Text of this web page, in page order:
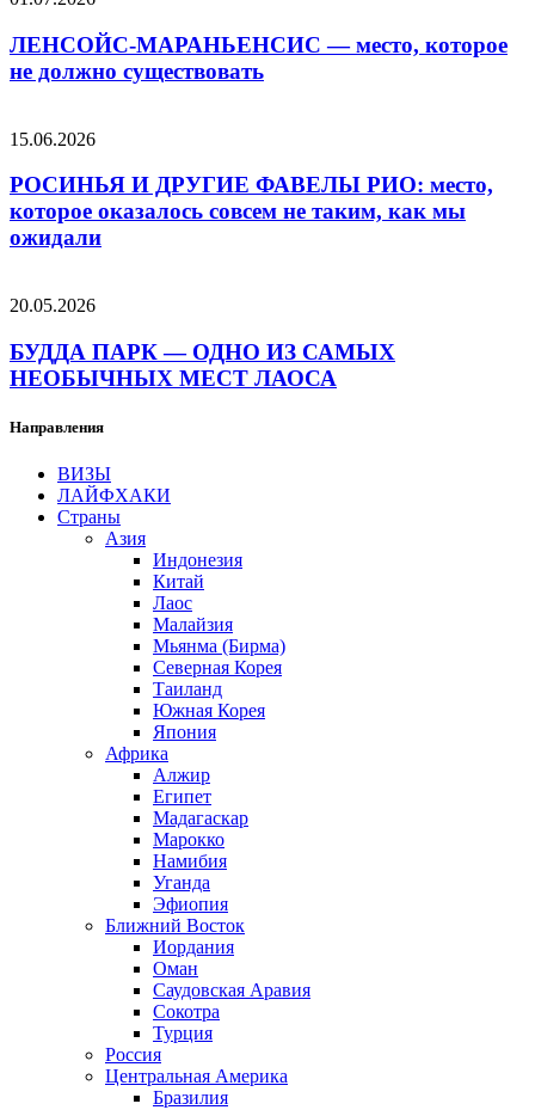
ЛЕНСОЙС-МАРАНЬЕНСИС — место, которое
не должно существовать
15.06.2026
РОСИНЬЯ И ДРУГИЕ ФАВЕЛЫ РИО: место,
которое оказалось совсем не таким, как мы
ожидали
20.05.2026
БУДДА ПАРК — ОДНО ИЗ САМЫХ
НЕОБЫЧНЫХ МЕСТ ЛАОСА
Направления
ВИЗЫ
ЛАЙФХАКИ
Страны
Азия
Индонезия
Китай
Лаос
Малайзия
Мьянма (Бирма)
Северная Корея
Таиланд
Южная Корея
Япония
Африка
Алжир
Египет
Мадагаскар
Марокко
Намибия
Уганда
Эфиопия
Ближний Восток
Иордания
Оман
Саудовская Аравия
Сокотра
Турция
Россия
Центральная Америка
Бразилия